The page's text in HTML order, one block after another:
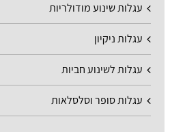
עגלות שינוע מודולריות
עגלות ניקיון
עגלות לשינוע חביות
עגלות סופר וסלסלאות